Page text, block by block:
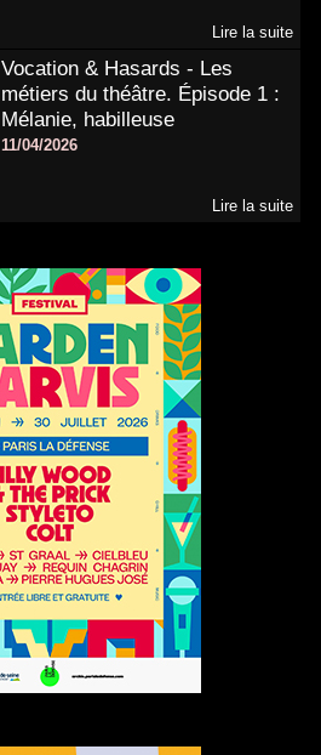
Lire la suite
Vocation & Hasards - Les
métiers du théâtre. Épisode 1 :
Mélanie, habilleuse
11/04/2026
Lire la suite